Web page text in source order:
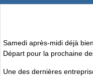
Samedi après-midi déjà
Départ pour la prochaine
Une des dernières